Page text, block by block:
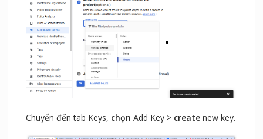
Chuyển đến tab Keys, chọn Add Key > createnew key.